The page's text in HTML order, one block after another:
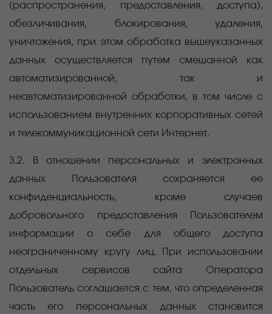
(распространения, предоставления, доступа),
обезличивания, блокирования, удаления,
уничтожения, при этом обработка вышеуказанных
данных осуществляется путем смешанной как
автоматизированной, так и
неавтоматизированной обработки, в том числе с
использованием внутренних корпоративных сетей
и телекоммуникационной сети Интернет.
3.2. В отношении персональных и электронных
данных Пользователя сохраняется ее
конфиденциальность, кроме случаев
добровольного предоставления Пользователем
информации о себе для общего доступа
неограниченному кругу лиц. При использовании
отдельных сервисов сайта Оператора
Пользователь соглашается с тем, что определенная
часть его персональных данных становится